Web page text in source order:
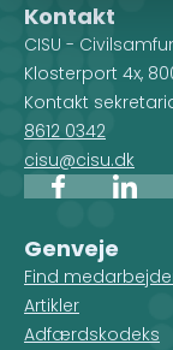
Kontakt
CISU -
Klosterport 4x,
Kontakt
8612 0342
cisu@cisu.dk
Facebook
Genveje
Find
Artikler
Adfærdskodeks